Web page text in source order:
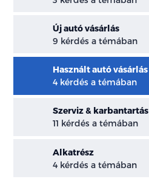
Új autó vásárlás
9 kérdés a témában
Használt autó vásárlás
4 kérdés a témában
Szerviz & karbantartás
11 kérdés a témában
Alkatrész
4 kérdés a témában